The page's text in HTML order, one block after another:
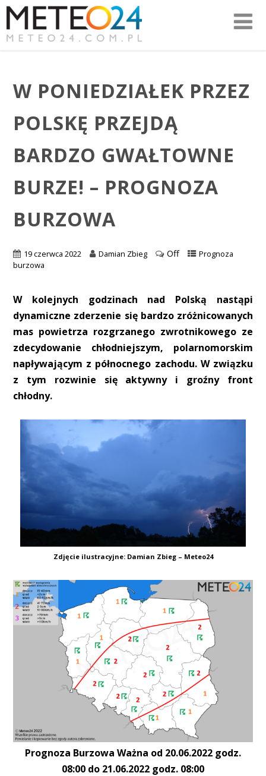
W PONIEDZIAŁEK PRZEZ
POLSKĘ PRZEJDĄ
BARDZO GWAŁTOWNE
BURZE! – PROGNOZA
BURZOWA
19 czerwca 2022 Damian Zbieg Off
Prognoza
burzowa
W kolejnych godzinach nad Polską nastąpi
dynamiczne zderzenie się bardzo zróżnicowanych
mas powietrza rozgrzanego zwrotnikowego ze
zdecydowanie chłodniejszym, polarnomorskim
napływającym z północnego zachodu. W związku
z tym rozwinie się aktywny i groźny front
chłodny.
Zdjęcie ilustracyjne: Damian Zbieg – Meteo24
Prognoza Burzowa Ważna od 20.06.2022 godz.
08:00 do 21.06.2022 godz. 08:00